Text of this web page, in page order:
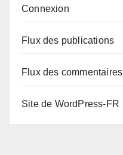
Connexion
Flux des publications
Flux des commentaires
Site de WordPress-FR